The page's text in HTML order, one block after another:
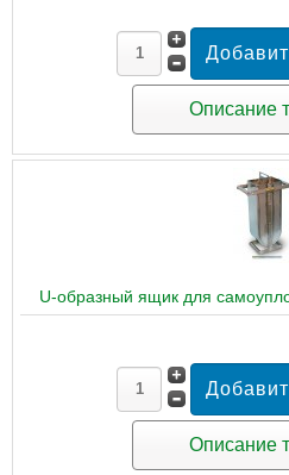
Описание
U-образный ящик для
Описание